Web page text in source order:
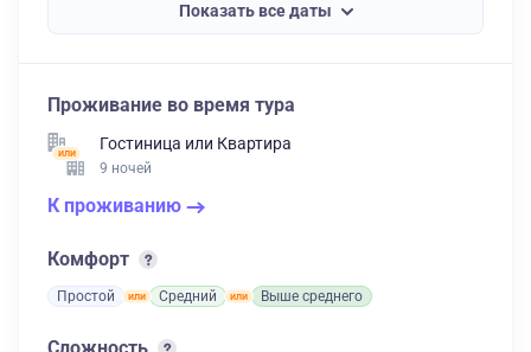
Показать все даты
Проживание во время тура
Гостиница или Квартира
9 ночей
К проживанию
Комфорт
Простой Средний Выше среднего